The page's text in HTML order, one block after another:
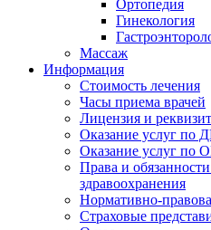
Ортопедия
Гинекология
Массаж
Информация
Стоимость лечения
Часы приема врачей
Лицензия и
Оказание услуг по
Оказание услуг по
Права и
здравоохранения
Нормативно-
Страховые